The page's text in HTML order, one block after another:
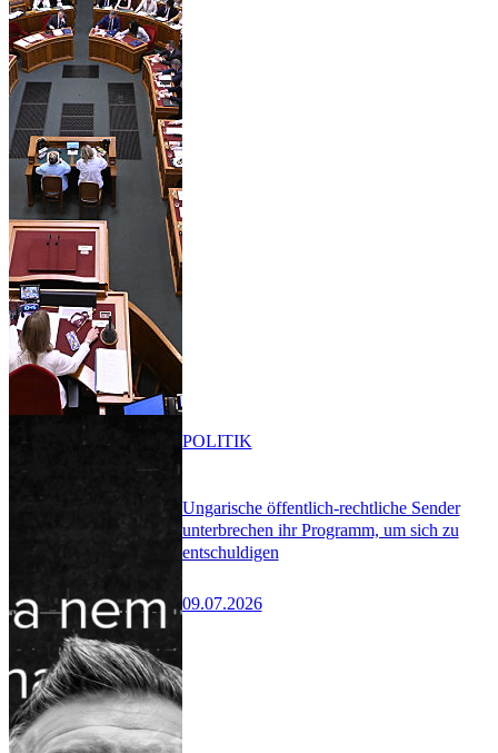
Ungarische öffentlich-rechtliche Sender
unterbrechen ihr Programm, um sich zu
entschuldigen
09.07.2026
POLITIK